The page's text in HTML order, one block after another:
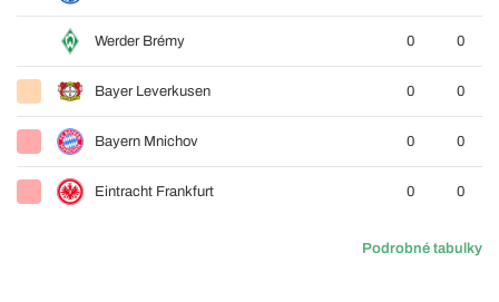
Werder Brémy 0 0
Bayer Leverkusen 0 0
Bayern Mnichov 0 0
Eintracht Frankfurt 0 0
Podrobné tabulky